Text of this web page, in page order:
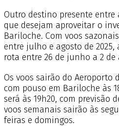
Outro destino presente entre
que desejam aproveitar o
Bariloche. Com voos
entre julho e agosto de 2025,
rota entre 26 de junho a 2 de
Os voos sairão do Aeroporto
com pouso em Bariloche às
será às 19h20, com previsão
voos semanais sairão às
feiras e domingos.